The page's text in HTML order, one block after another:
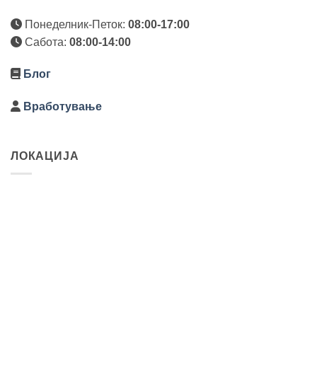
Понеделник-Петок: 08:00-17:00
Сабота: 08:00-14:00
Блог
Вработување
ЛОКАЦИЈА